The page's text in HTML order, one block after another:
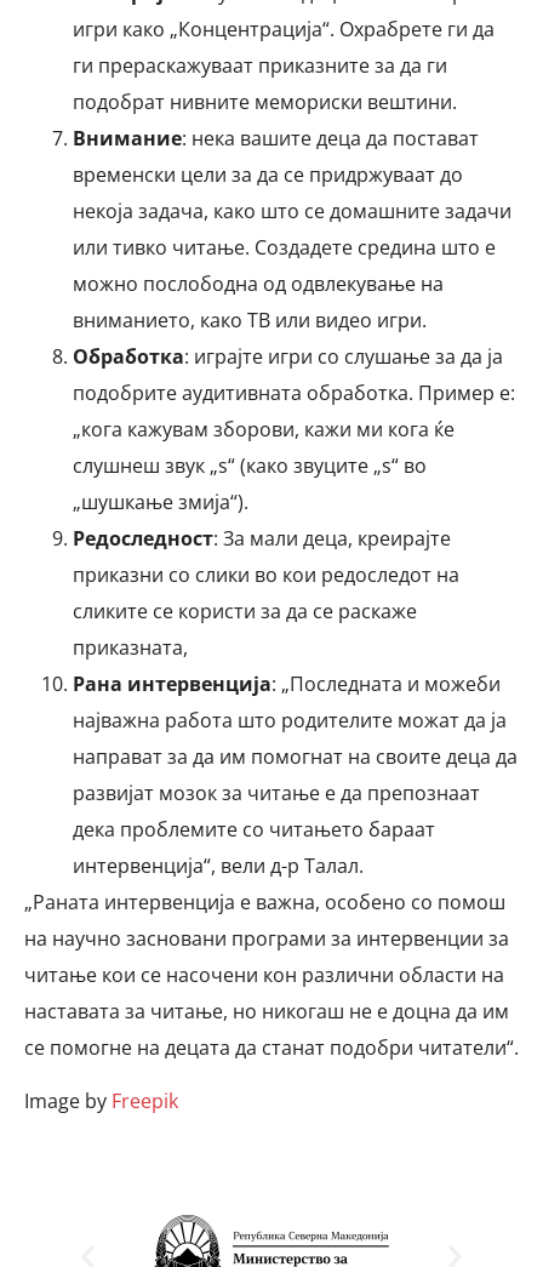
игри како „Концентрација“. Охрабрете ги да
ги прераскажуваат приказните за да ги
подобрат нивните мемориски вештини.
Внимание: нека вашите деца да постават
временски цели за да се придржуваат до
некоја задача, како што се домашните задачи
или тивко читање. Создадете средина што е
можно послободна од одвлекување на
вниманието, како ТВ или видео игри.
Обработка: играјте игри со слушање за да ја
подобрите аудитивната обработка. Пример е:
„кога кажувам зборови, кажи ми кога ќе
слушнеш звук „s“ (како звуците „s“ во
„шушкање змија“).
Редоследност: За мали деца, креирајте
приказни со слики во кои редоследот на
сликите се користи за да се раскаже
приказната,
Рана интервенција: „Последната и можеби
најважна работа што родителите можат да ја
направат за да им помогнат на своите деца да
развијат мозок за читање е да препознаат
дека проблемите со читањето бараат
интервенција“, вели д-р Талал.
„Раната интервенција е важна, особено со помош
на научно засновани програми за интервенции за
читање кои се насочени кон различни области на
наставата за читање, но никогаш не е доцна да им
се помогне на децата да станат подобри читатели“.
Image by Freepik